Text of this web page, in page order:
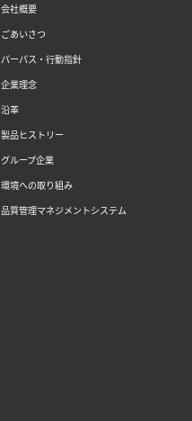
会社概要
ごあいさつ
パーパス・行動指針
企業理念
沿革
製品ヒストリー
グループ企業
環境への取り組み
品質管理マネジメントシステム